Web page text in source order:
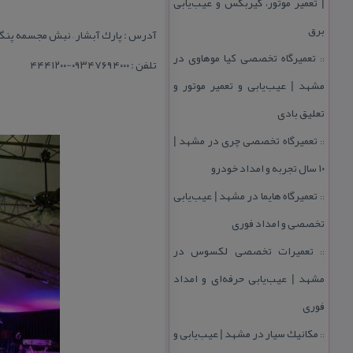
برق
:: تعمیرگاه تخصصی كیا موهاوی در
مشهد | عیب‌یابی و تعمیر موتور و
تعلیق بادی
:: تعمیرگاه تخصصی چری در مشهد |
۱۰ سال تجربه و امداد خودرو
:: تعمیرگاه هایما در مشهد | عیب‌یابی
تخصصی و امداد فوری
:: تعمیرات تخصصی لكسوس در
مشهد | عیب‌یابی حرفه‌ای و امداد
فوری
:: مكانیك سیار در مشهد | عیب‌یابی و
آدرس : پارك آبشار – نبش مجسمه
تلفن : ۰۹۳۴۷۶۹۴۰۰۰-۴۴۴۱۲۰۰